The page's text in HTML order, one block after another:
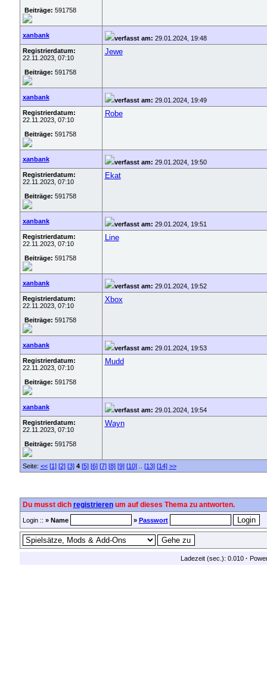
Beiträge: 591758
xanbank verfasst am: 29.01.2024, 19:48
Registrierdatum:
22.11.2023, 07:10
Beiträge: 591758
Jewe
xanbank verfasst am: 29.01.2024, 19:49
Registrierdatum:
22.11.2023, 07:10
Beiträge: 591758
Robe
xanbank verfasst am: 29.01.2024, 19:50
Registrierdatum:
22.11.2023, 07:10
Beiträge: 591758
Ekat
xanbank verfasst am: 29.01.2024, 19:51
Registrierdatum:
22.11.2023, 07:10
Beiträge: 591758
Line
xanbank verfasst am: 29.01.2024, 19:52
Registrierdatum:
22.11.2023, 07:10
Beiträge: 591758
Xbox
xanbank verfasst am: 29.01.2024, 19:53
Registrierdatum:
22.11.2023, 07:10
Beiträge: 591758
Mudd
xanbank verfasst am: 29.01.2024, 19:54
Registrierdatum:
22.11.2023, 07:10
Beiträge: 591758
Wayn
Seite: << [1] [2] [3] 4 [5] [6] [7] [8] [9] [10].. [13] [14] >>
Du musst dich registrierenum auf dieses Thema zu antworten.
Login :: » Name » Passwort
Ladezeit (sec.): 0.010 ·